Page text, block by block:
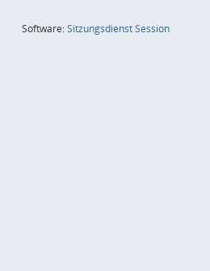
Software:SitzungsdienstSession(Wird in